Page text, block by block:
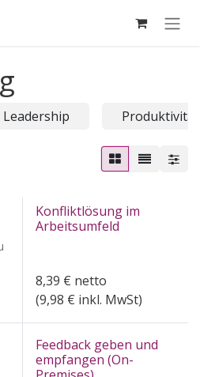
Leadership Produktivität
Konfliktlösung im
Arbeitsumfeld
8,39 € netto
(9,98 € inkl. MwSt)
Feedback geben und
empfangen (On-